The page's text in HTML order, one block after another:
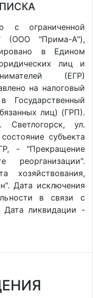
с ограниченной
(ООО "Прима-А"),
в Едином
лиц и
(ЕГР)
на налоговый
Государственный
лиц) (ГРП).
Светлогорск, ул.
субъекта
- "Прекращение
реорганизации".
хозяйствования,
Дата исключения
в связи с
Дата ликвидации -